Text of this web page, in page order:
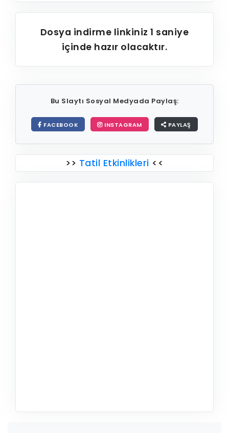
Dosya indirme linkiniz1 saniye
içinde hazır olacaktır.
Bu Slaytı Sosyal Medyada Paylaş:
FACEBOOK INSTAGRAM PAYLAŞ
>> Tatil Etkinlikleri <<